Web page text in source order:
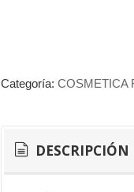
Categoría: COSMETICA
DESCRIPCIÓN